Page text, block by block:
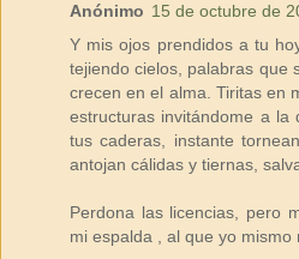
Anónimo 15 de octubre de
Y mis ojos prendidos a tu
tejiendo cielos, palabras que
crecen en el alma. Tiritas en
estructuras invitándome a la
tus caderas, instante
antojan cálidas y tiernas,
Perdona las licencias, pero
mi espalda , al que yo mismo